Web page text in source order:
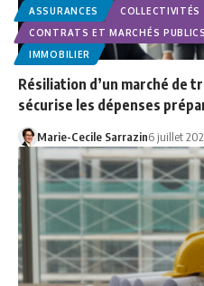
ASSURANCES COLLECTIVITÉS
CONTRATS ET MARCHÉS PUBLICS
IMMOBILIER
Résiliation d’un marché de
sécurise les dépenses
Marie-Cecile Sarrazin6 juillet